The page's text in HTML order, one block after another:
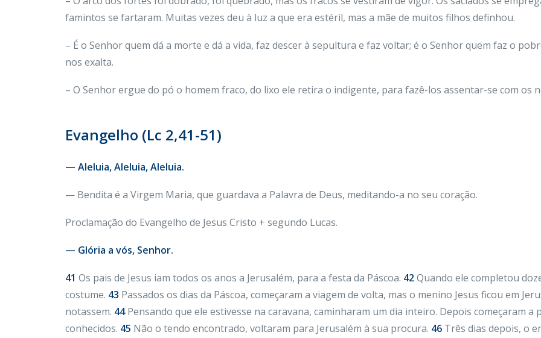
famintos se fartaram. Muitas vezes deu à luz a que era estéril, mas a mãe de muitos filhos definhou.
– É o Senhor quem dá a morte e dá a vida, faz descer à sepultura e faz voltar; é o Senhor quem faz o
nos exalta.
– O Senhor ergue do pó o homem fraco, do lixo ele retira o indigente, para fazê-los assentar-se com
Evangelho (Lc 2,41-51)
— Aleluia, Aleluia, Aleluia.
— Bendita é a Virgem Maria, que guardava a Palavra de Deus, meditando-a no seu coração.
Proclamação do Evangelho de Jesus Cristo + segundo Lucas.
— Glória a vós, Senhor.
41 Os pais de Jesus iam todos os anos a Jerusalém, para a festa da Páscoa. 42Quando ele completou
costume. 43 Passados os dias da Páscoa, começaram a viagem de volta, mas o menino Jesus ficou em
notassem. 44Pensando que ele estivesse na caravana, caminharam um dia inteiro. Depois começaram
conhecidos. 45 Não o tendo encontrado, voltaram para Jerusalém à sua procura. 46 Três dias depois, o